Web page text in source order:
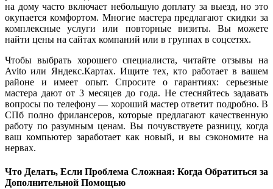
на дому часто включает небольшую доплату за выезд, но это
окупается комфортом. Многие мастера предлагают скидки за
комплексные услуги или повторные визиты. Вы можете
найти цены на сайтах компаний или в группах в соцсетях.
Чтобы выбрать хорошего специалиста, читайте отзывы на
Avito или Яндекс.Картах. Ищите тех, кто работает в вашем
районе и имеет опыт. Спросите о гарантиях: серьезные
мастера дают от 3 месяцев до года. Не стесняйтесь задавать
вопросы по телефону — хороший мастер ответит подробно. В
СПб полно фрилансеров, которые предлагают качественную
работу по разумным ценам. Вы почувствуете разницу, когда
ваш компьютер заработает как новый, и вы сэкономите на
нервах.
Что Делать, Если Проблема Сложная: Когда Обратиться за
Дополнительной Помощью